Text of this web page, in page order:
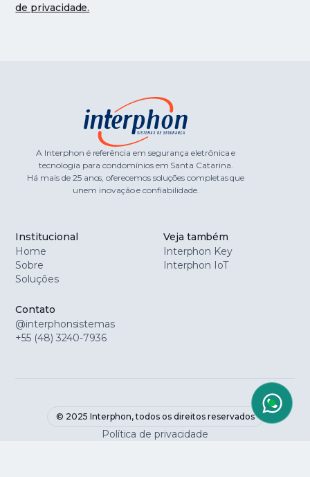
de privacidade.
A Interphon é referência em segurança eletrônica e
tecnologia para condomínios em Santa Catarina.
Há mais de 25 anos, oferecemos soluções completas que
unem inovação e confiabilidade.
Institucional
Home
Sobre
Soluções
Veja também
Interphon Key
Interphon IoT
Contato
@interphonsistemas
+55 (48) 3240-7936
© 2025 Interphon, todos os direitos reservados
Política de privacidade